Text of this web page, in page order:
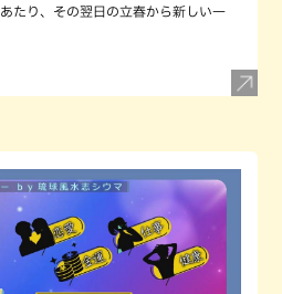
たり、その翌日の立春から新しい一